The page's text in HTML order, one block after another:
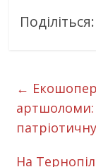
Поділіться:
←
артшоломи:
На